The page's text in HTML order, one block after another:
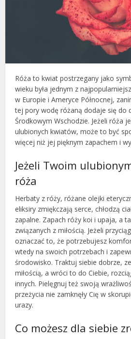
Róża to kwiat postrzegany jako
wieku była jednym z
w Europie i Ameryce Północnej,
tej pory wodę różaną dodaje się do
Środkowym Wschodzie. Jeżeli róża
ulubionych kwiatów, może to być
więcej niż jej pięknym zapachem i
Jeżeli Twoim
róża
Herbaty z róży, różane olejki
eliksiry zmiękczają serce, chłodzą
zapalne. Zapach róży koi i upaja, a
związanych z miłością. Jeżeli
oznaczać to, że potrzebujesz
wtedy na swoich potrzebach i
środowisko. Traktuj siebie dobrze,
miłością, a wróci to do Ciebie,
innych. Pielęgnuj też swoją
przeżycia nie zamknęły Cię w
urazy.
Co możesz dla siebie